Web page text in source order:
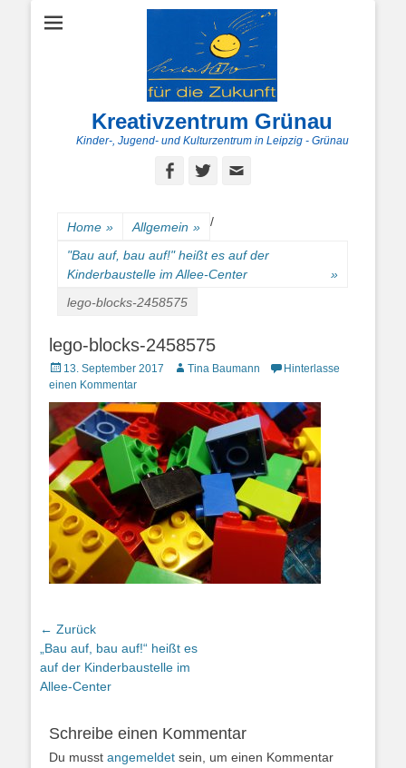
Kreativzentrum Grünau
Kinder-, Jugend- und Kulturzentrum in Leipzig - Grünau
Facebook
Twitter
Home » Allgemein » /
"Bau auf, bau auf!" heißt es auf der
Kinderbaustelle im Allee-Center
»
lego-blocks-2458575
lego-blocks-2458575
Posted
on
13. September 2017 AutorTina Baumann
Hinterlasse
einen Kommentar
Beitragsnavigation
← Zurück
Vorheriger
Beitrag:
„Bau auf, bau auf!“ heißt es
auf der Kinderbaustelle im
Allee-Center
Schreibe einen Kommentar
Du musst angemeldet sein, um einen Kommentar